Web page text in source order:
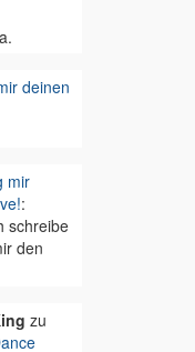
deinen
mir
:
schreibe
den
zu